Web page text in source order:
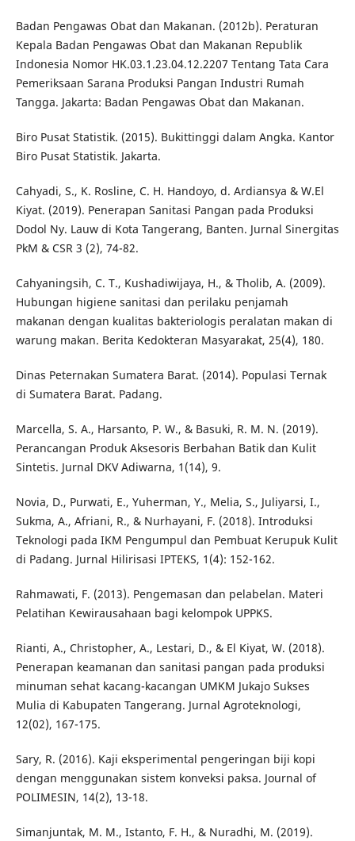
Badan Pengawas Obat dan Makanan. (2012b). Peraturan
Kepala Badan Pengawas Obat dan Makanan Republik
Indonesia Nomor HK.03.1.23.04.12.2207 Tentang Tata Cara
Pemeriksaan Sarana Produksi Pangan Industri Rumah
Tangga. Jakarta: Badan Pengawas Obat dan Makanan.
Biro Pusat Statistik. (2015). Bukittinggi dalam Angka. Kantor
Biro Pusat Statistik. Jakarta.
Cahyadi, S., K. Rosline, C. H. Handoyo, d. Ardiansya & W.El
Kiyat. (2019). Penerapan Sanitasi Pangan pada Produksi
Dodol Ny. Lauw di Kota Tangerang, Banten. Jurnal Sinergitas
PkM & CSR 3 (2), 74-82.
Cahyaningsih, C. T., Kushadiwijaya, H., & Tholib, A. (2009).
Hubungan higiene sanitasi dan perilaku penjamah
makanan dengan kualitas bakteriologis peralatan makan di
warung makan. Berita Kedokteran Masyarakat, 25(4), 180.
Dinas Peternakan Sumatera Barat. (2014). Populasi Ternak
di Sumatera Barat. Padang.
Marcella, S. A., Harsanto, P. W., & Basuki, R. M. N. (2019).
Perancangan Produk Aksesoris Berbahan Batik dan Kulit
Sintetis. Jurnal DKV Adiwarna, 1(14), 9.
Novia, D., Purwati, E., Yuherman, Y., Melia, S., Juliyarsi, I.,
Sukma, A., Afriani, R., & Nurhayani, F. (2018). Introduksi
Teknologi pada IKM Pengumpul dan Pembuat Kerupuk Kulit
di Padang. Jurnal Hilirisasi IPTEKS, 1(4): 152-162.
Rahmawati, F. (2013). Pengemasan dan pelabelan. Materi
Pelatihan Kewirausahaan bagi kelompok UPPKS.
Rianti, A., Christopher, A., Lestari, D., & El Kiyat, W. (2018).
Penerapan keamanan dan sanitasi pangan pada produksi
minuman sehat kacang-kacangan UMKM Jukajo Sukses
Mulia di Kabupaten Tangerang. Jurnal Agroteknologi,
12(02), 167-175.
Sary, R. (2016). Kaji eksperimental pengeringan biji kopi
dengan menggunakan sistem konveksi paksa. Journal of
POLIMESIN, 14(2), 13-18.
Simanjuntak, M. M., Istanto, F. H., & Nuradhi, M. (2019).